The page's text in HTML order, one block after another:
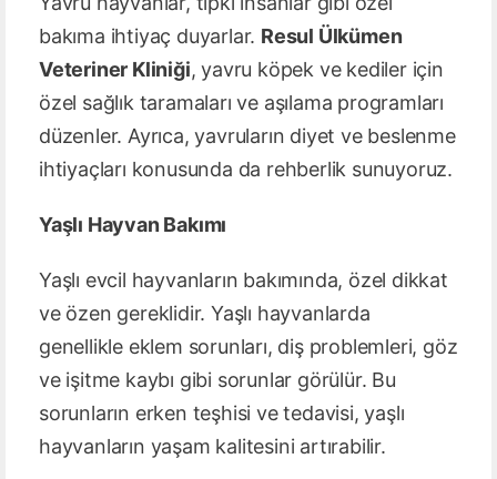
bakıma ihtiyaç duyarlar. Resul Ülkümen
Veteriner Kliniği, yavru köpek ve kediler için
özel sağlık taramaları ve aşılama programları
düzenler. Ayrıca, yavruların diyet ve beslenme
ihtiyaçları konusunda da rehberlik sunuyoruz.
Yaşlı Hayvan Bakımı
Yaşlı evcil hayvanların bakımında, özel dikkat
ve özen gereklidir. Yaşlı hayvanlarda
genellikle eklem sorunları, diş problemleri, göz
ve işitme kaybı gibi sorunlar görülür. Bu
sorunların erken teşhisi ve tedavisi, yaşlı
hayvanların yaşam kalitesini artırabilir.